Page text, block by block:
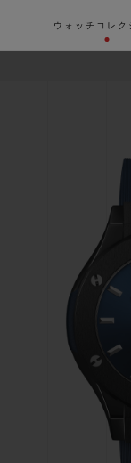
ウォッチコレク